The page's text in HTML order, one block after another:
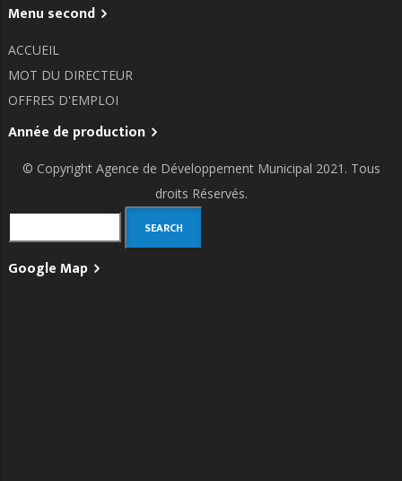
Menu second
ACCUEIL
MOT DU DIRECTEUR
OFFRES D'EMPLOI
Année de production
© Copyright Agence de Développement Municipal 2021. Tous
droits Réservés.
Google Map